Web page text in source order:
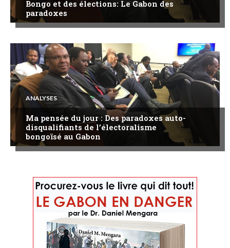
Bongo et des élections: Le Gabon des
paradoxes
ANALYSES
Ma pensée du jour : Des paradoxes auto-
disqualifiants de l’électoralisme
bongoïsé au Gabon